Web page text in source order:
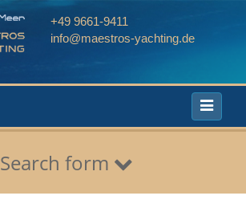
+49 9661-9411
info@maestros-yachting.de
Toggle
Search form